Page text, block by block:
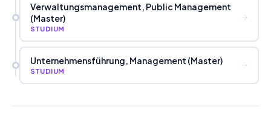
Verwaltungsmanagement, Public Management
(Master)
STUDIUM
Unternehmensführung, Management (Master)
STUDIUM